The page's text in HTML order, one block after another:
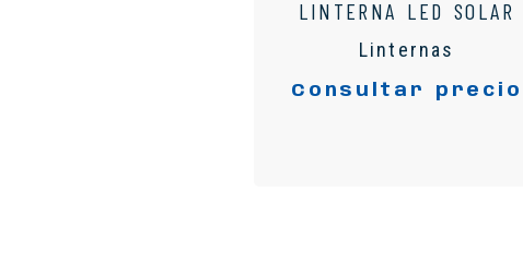
LINTERNA LED SOLAR
Linternas
Consultar precio